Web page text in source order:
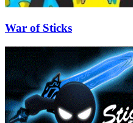
War of Sticks